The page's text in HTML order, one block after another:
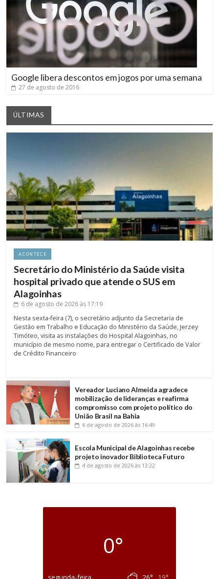
Google libera descontos em jogos por uma semana
27 de agosto de 2016
ÚLTIMAS
ACONTECE
Secretário do Ministério da Saúde visita
hospital privado que atende o SUS em
Alagoinhas
6 de agosto de 2026 às 17:19
Nesta sexta-feira (7), o secretário adjunto da Secretaria de
Gestão em Trabalho e Educação do Ministério da Saúde, Jerzey
Timóteo, visita as instalações do Hospital Alagoinhas, no
município de mesmo nome, para entregar o Certificado de Valor
de Crédito Financeiro
Vereador Luciano Almeida agradece
mobilização de lideranças e reafirma
compromisso com projeto político do
União Brasil na Bahia
6 de agosto de 2026 às 16:49
Escola Municipal de Alagoinhas recebe
projeto inovador Biblioteca Futuro
4 de agosto de 2026 às 13:22
0°